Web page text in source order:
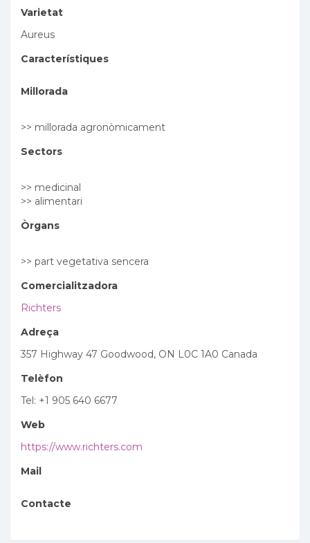
Varietat
Aureus
Característiques
Millorada
>> millorada agronòmicament
Sectors
>> medicinal
>> alimentari
Òrgans
>> part vegetativa sencera
Comercialitzadora
Richters
Adreça
357 Highway 47 Goodwood, ON L0C 1A0 Canada
Telèfon
Tel: +1 905 640 6677
Web
https://www.richters.com
Mail
Contacte